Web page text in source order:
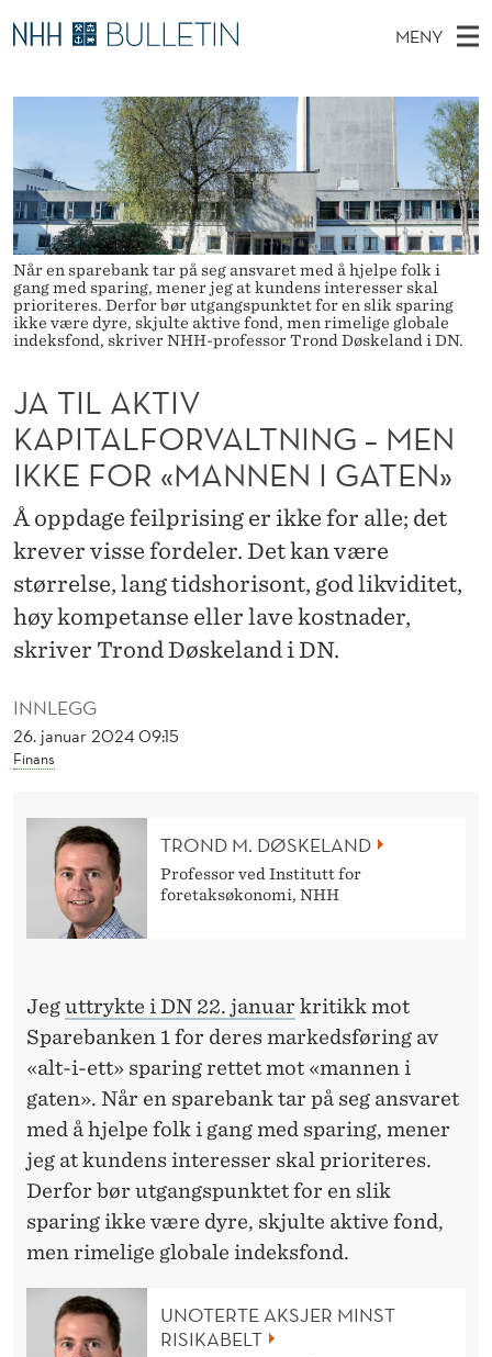
J
A
T
L
A
K
T
K
A
P
T
A
L
F
O
MENY
O
V
E
D
M
E
N
Y
Ø
T
T
S
T
E
D
E
T
Stipendiater og nye forskerprofiler
Disputaser
Ekspertutvalg
Om Bulletin
Når en sparebank tar på seg ansvaret med å hjelpe folk i
gang med sparing, mener jeg at kundens interesser skal
prioriteres. Derfor bør utgangspunktet for en slik sparing
ikke være dyre, skjulte aktive fond, men rimelige globale
indeksfond, skriver NHH-professor Trond Døskeland i DN.
INNLEGG
26. januar 2024 09:15
Finans
JA TIL AKTIV
KAPITALFORVALTNING – MEN
IKKE FOR «MANNEN I GATEN»
Å oppdage feilprising er ikke for alle; det
krever visse fordeler. Det kan være
størrelse, lang tidshorisont, god likviditet,
høy kompetanse eller lave kostnader,
skriver Trond Døskeland i DN.
TROND M. DØSKELAND
Professor ved Institutt for
foretaksøkonomi, NHH
Jeguttrykte i DN 22. januar kritikk mot
Sparebanken 1 for deres markedsføring av
«alt-i-ett» sparing rettet mot «mannen i
gaten». Når en sparebank tar på seg ansvaret
med å hjelpe folk i gang med sparing, mener
jeg at kundens interesser skal prioriteres.
Derfor bør utgangspunktet for en slik
sparing ikke være dyre, skjulte aktive fond,
men rimelige globale indeksfond.
UNOTERTE AKSJER MINST
RISIKABELT